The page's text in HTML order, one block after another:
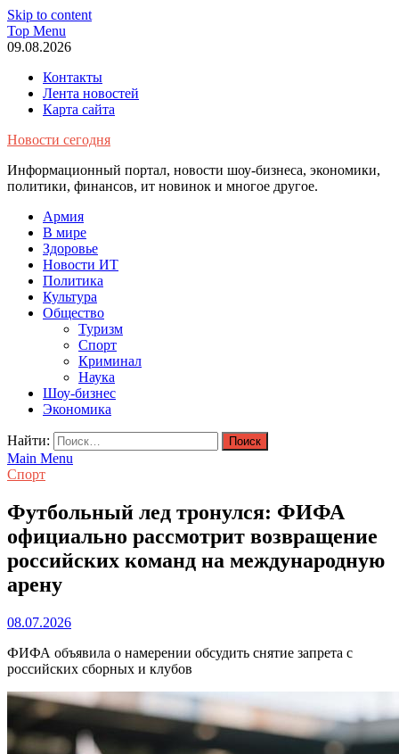
Skip to content
Top Menu
09.08.2026
Контакты
Лента новостей
Карта сайта
Новости сегодня
Информационный портал, новости шоу-бизнеса, экономики,
политики, финансов, ит новинок и многое другое.
Армия
В мире
Здоровье
Новости ИТ
Политика
Культура
Общество
Туризм
Спорт
Криминал
Наука
Шоу-бизнес
Экономика
Найти:
Main Menu
Спорт
Футбольный лед тронулся: ФИФА
официально рассмотрит возвращение
российских команд на международную
арену
08.07.2026
ФИФА объявила о намерении обсудить снятие запрета с
российских сборных и клубов